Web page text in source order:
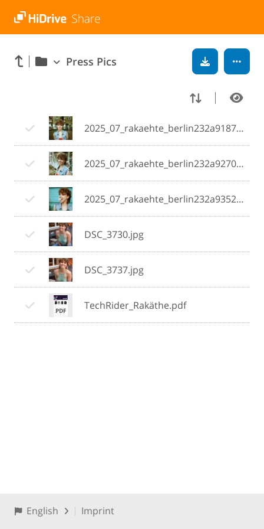
Press Pics
2025_07_rakaehte_berlin232a9187.jpg
2025_07_rakaehte_berlin232a9270.jpg
2025_07_rakaehte_berlin232a9352.jpg
DSC_3730.jpg
DSC_3737.jpg
TechRider_Rakäthe.pdf
English Imprint